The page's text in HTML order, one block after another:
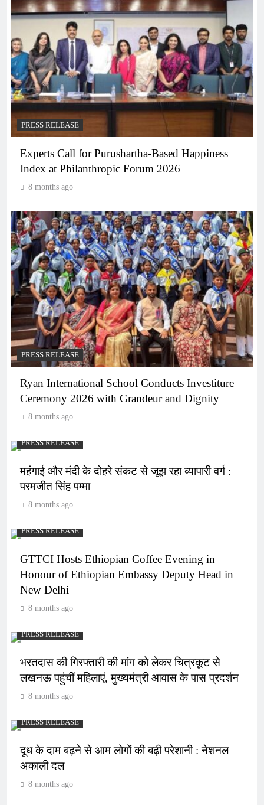
PRESS RELEASE
Experts Call for Purushartha-Based Happiness
Index at Philanthropic Forum 2026
8 months ago
PRESS RELEASE
Ryan International School Conducts Investiture
Ceremony 2026 with Grandeur and Dignity
8 months ago
PRESS RELEASE
महंगाई और मंदी के दोहरे संकट से जूझ रहा व्यापारी वर्ग :
परमजीत सिंह पम्मा
8 months ago
PRESS RELEASE
GTTCI Hosts Ethiopian Coffee Evening in
Honour of Ethiopian Embassy Deputy Head in
New Delhi
8 months ago
PRESS RELEASE
भरतदास की गिरफ्तारी की मांग को लेकर चित्रकूट से
लखनऊ पहुंचीं महिलाएं, मुख्यमंत्री आवास के पास प्रदर्शन
8 months ago
PRESS RELEASE
दूध के दाम बढ़ने से आम लोगों की बढ़ी परेशानी : नेशनल
अकाली दल
8 months ago